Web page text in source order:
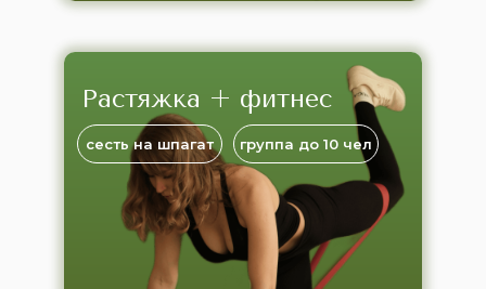
Растяжка + фитнес
сесть на шпагат группа до 10 чел